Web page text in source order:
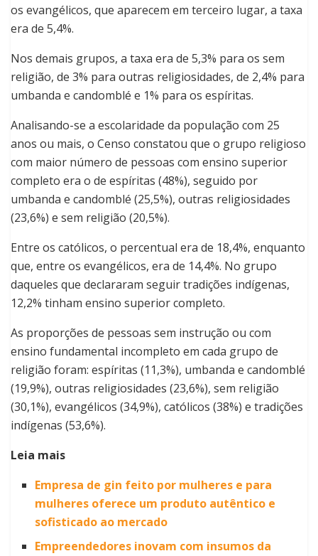
os evangélicos, que aparecem em terceiro lugar, a taxa
era de 5,4%.
Nos demais grupos, a taxa era de 5,3% para os sem
religião, de 3% para outras religiosidades, de 2,4% para
umbanda e candomblé e 1% para os espíritas.
Analisando-se a escolaridade da população com 25
anos ou mais, o Censo constatou que o grupo religioso
com maior número de pessoas com ensino superior
completo era o de espíritas (48%), seguido por
umbanda e candomblé (25,5%), outras religiosidades
(23,6%) e sem religião (20,5%).
Entre os católicos, o percentual era de 18,4%, enquanto
que, entre os evangélicos, era de 14,4%. No grupo
daqueles que declararam seguir tradições indígenas,
12,2% tinham ensino superior completo.
As proporções de pessoas sem instrução ou com
ensino fundamental incompleto em cada grupo de
religião foram: espíritas (11,3%), umbanda e candomblé
(19,9%), outras religiosidades (23,6%), sem religião
(30,1%), evangélicos (34,9%), católicos (38%) e tradições
indígenas (53,6%).
Leia mais
Empresa de gin feito por mulheres e para
mulheres oferece um produto autêntico e
sofisticado ao mercado
Empreendedores inovam com insumos da